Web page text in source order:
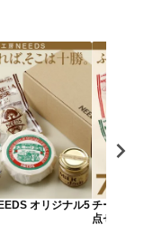
オリジナル5チーズ工
点セット